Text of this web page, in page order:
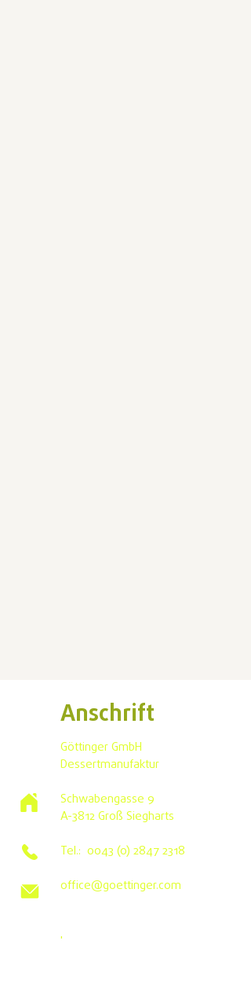
Anschrift
Göttinger GmbH
Dessertmanufaktur
Schwabengasse 9
A-3812 Groß Siegharts
Tel.: 0043 (0) 2847 2318
office@goettinger.com
Impressum